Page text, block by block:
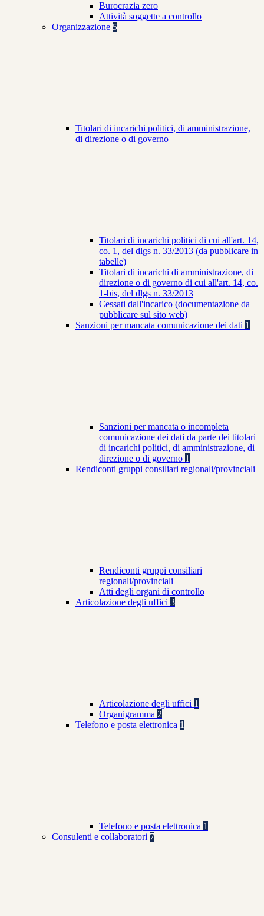
Burocrazia zero
Attività soggette a controllo
Organizzazione 5
Titolari di incarichi politici, di amministrazione,
di direzione o di governo
Titolari di incarichi politici di cui all'art. 14,
co. 1, del dlgs n. 33/2013 (da pubblicare in
tabelle)
Titolari di incarichi di amministrazione, di
direzione o di governo di cui all'art. 14, co.
1-bis, del dlgs n. 33/2013
Cessati dall'incarico (documentazione da
pubblicare sul sito web)
Sanzioni per mancata comunicazione dei dati 1
Sanzioni per mancata o incompleta
comunicazione dei dati da parte dei titolari
di incarichi politici, di amministrazione, di
direzione o di governo 1
Rendiconti gruppi consiliari regionali/provinciali
Rendiconti gruppi consiliari
regionali/provinciali
Atti degli organi di controllo
Articolazione degli uffici 3
Articolazione degli uffici 1
Organigramma 2
Telefono e posta elettronica 1
Telefono e posta elettronica 1
Consulenti e collaboratori 7